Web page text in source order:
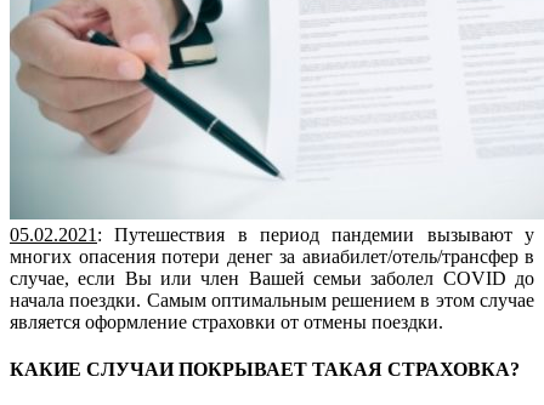
05.02.2021 : Путешествия в период пандемии вызывают у
многих опасения потери денег за авиабилет/отель/трансфер в
случае, если Вы или член Вашей семьи заболел COVID до
начала поездки. Самым оптимальным решением в этом случае
является оформление страховки от отмены поездки.
КАКИЕ СЛУЧАИ ПОКРЫВАЕТ ТАКАЯ СТРАХОВКА?